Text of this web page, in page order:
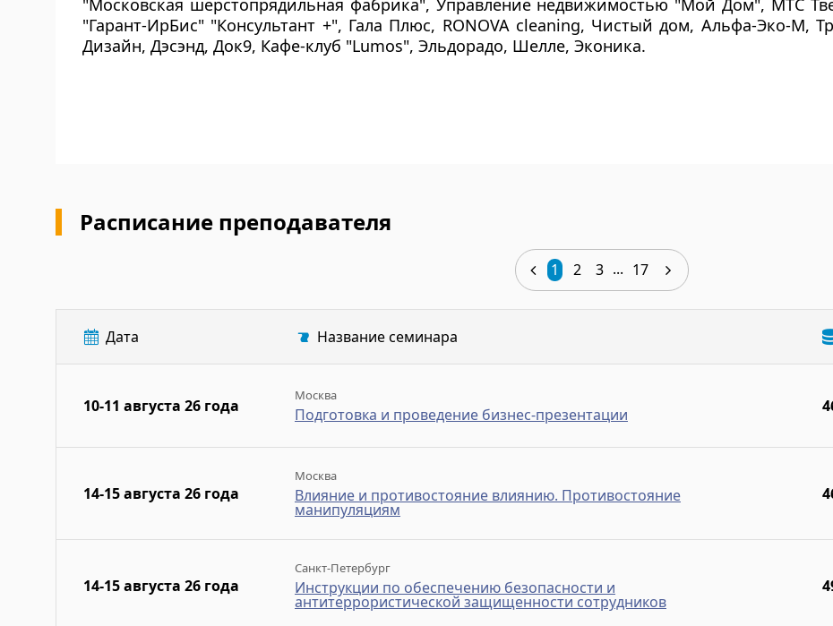
"Московская шерстопрядильная фабрика", Управление недвижимостью "Мой Дом", МТС
"Гарант-ИрБис" "Консультант +", Гала Плюс, RONOVA cleaning, Чистый дом, Альфа-Эко-М,
Дизайн, Дэсэнд, Док9, Кафе-клуб "Lumos", Эльдорадо, Шелле, Эконика.
Расписание преподавателя
1 2 3 ... 17
Дата Название семинара
10-11 августа 26 года
Москва
Подготовка и проведение бизнес-презентации
14-15 августа 26 года
Москва
Влияние и противостояние влиянию. Противостояние
манипуляциям
14-15 августа 26 года
Санкт-Петербург
Инструкции по обеспечению безопасности и
антитеррористической защищенности сотрудников